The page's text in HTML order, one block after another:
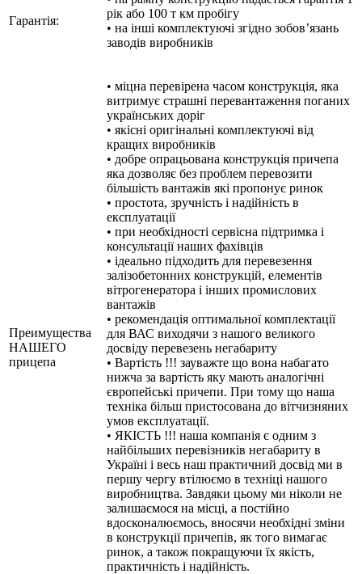
Гарантія:
рік або 100 т км пробігу
• на інші комплектуючі згідно зобов’язань
заводів виробників
Преимущества
НАШЕГО
прицепа
• міцна перевірена часом конструкція, яка
витримує страшні перевантаження поганих
українських доріг
• якісні оригінальні комплектуючі від
кращих виробників
• добре опрацьована конструкція причепа
яка дозволяє без проблем перевозити
більшість вантажів які пропонує ринок
• простота, зручність і надійність в
експлуатації
• при необхідності сервісна підтримка і
консультації наших фахівців
• ідеально підходить для перевезення
залізобетонних конструкцій, елементів
вітрогенератора і інших промислових
вантажів
• рекомендація оптимальної комплектації
для ВАС виходячи з нашого великого
досвіду перевезень негабариту
• Вартість !!! зауважте що вона набагато
нижча за вартість яку мають аналогічні
європейські причепи. При тому що наша
техніка більш пристосована до вітчизняних
умов експлуатації.
• ЯКІСТЬ !!! наша компанія є одним з
найбільших перевізників негабариту в
Україні і весь наш практичний досвід ми в
першу чергу втілюємо в техніці нашого
виробництва. Завдяки цьому ми ніколи не
залишаємося на місці, а постійно
вдосконалюємось, вносячи необхідні зміни
в конструкції причепів, як того вимагає
ринок, а також покращуючи їх якість,
практичність і надійність.